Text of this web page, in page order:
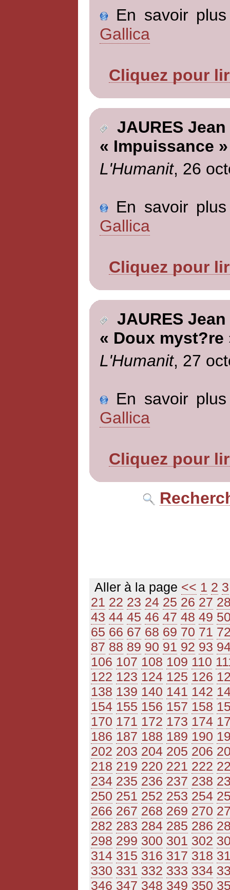
En savoir
Gallica
Cliquez pour
JAURES Jean
« Impuissance »
L'Humanit, 26
En savoir
Gallica
Cliquez pour
JAURES Jean
« Doux myst?re
L'Humanit, 27
En savoir
Gallica
Cliquez pour
Aller à la page << 1 2 3
21 22 23 24 25 26 27
43 44 45 46 47 48 49
65 66 67 68 69 70 71
87 88 89 90 91 92 93
106 107 108 109 110
122 123 124 125 126
138 139 140 141 142
154 155 156 157 158
170 171 172 173 174
186 187 188 189 190
202 203 204 205 206
218 219 220 221 222
234 235 236 237 238
250 251 252 253 254
266 267 268 269 270
282 283 284 285 286
298 299 300 301 302
314 315 316 317 318
330 331 332 333 334
346 347 348 349 350